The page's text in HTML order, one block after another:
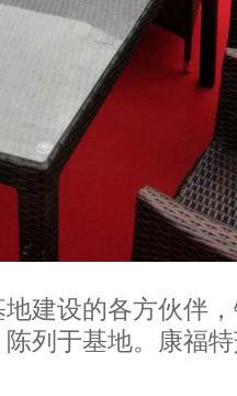
建设的各方伙伴
列于基地。康福